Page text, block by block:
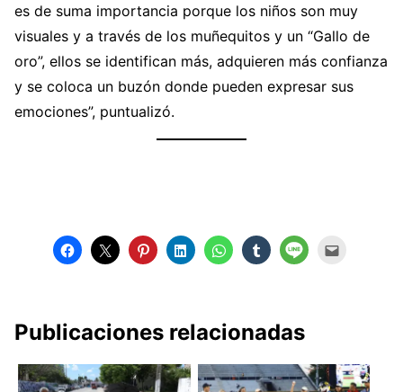
es de suma importancia porque los niños son muy
visuales y a través de los muñequitos y un “Gallo de
oro”, ellos se identifican más, adquieren más confianza
y se coloca un buzón donde pueden expresar sus
emociones”, puntualizó.
Publicaciones relacionadas